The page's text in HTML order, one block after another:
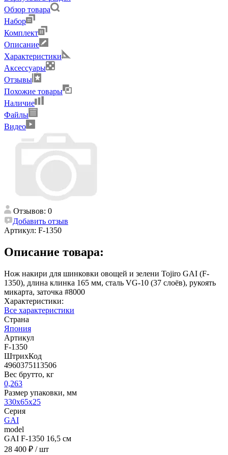
Обзор товара
Набор
Комплект
Описание
Характеристики
Аксессуары
Отзывы
Похожие товары
Наличие
Файлы
Видео
Отзывов: 0
Добавить отзыв
Артикул: F-1350
Описание товара:
Нож накири для шинковки овощей и зелени Tojiro GAI (F-
1350), длина клинка 165 мм, сталь VG-10 (37 слоёв), рукоять
микарта, заточка #8000
Характеристики:
Все характеристики
Страна
Япония
Артикул
F-1350
ШтрихКод
4960375113506
Вес брутто, кг
0,263
Размер упаковки, мм
330x65x25
Серия
GAI
model
GAI F-1350 16,5 см
28 400 ₽ / шт